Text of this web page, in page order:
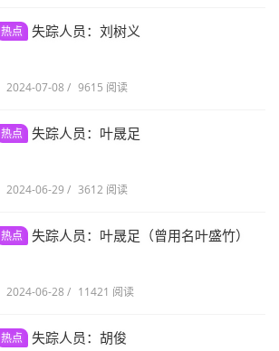
热点 失踪人员：刘树义
2024-07-08 / 9615 阅读
热点 失踪人员：叶晟足
2024-06-29 / 3612 阅读
热点 失踪人员：叶晟足（曾用名叶盛竹）
2024-06-28 / 11421 阅读
热点 失踪人员：胡俊